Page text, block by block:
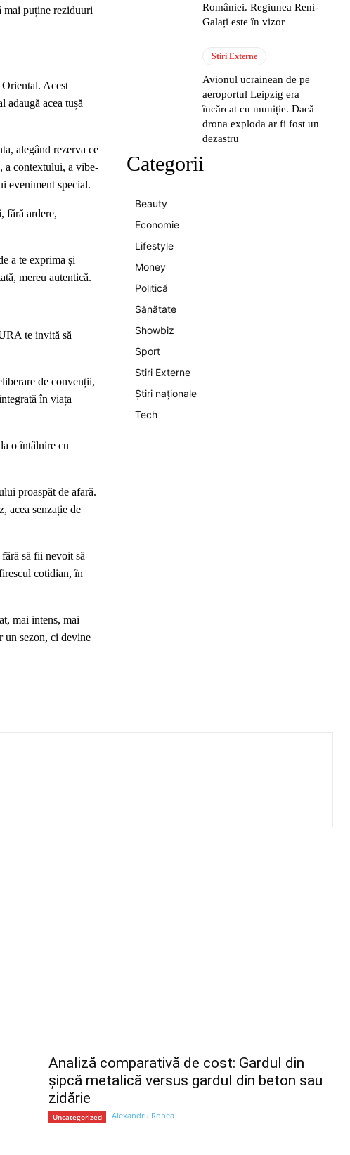
mai puține reziduuri
Acest
acea tușă
alegând rezerva ce
a contextului, a vibe-
eveniment special.
fără ardere,
a te exprima și
mereu autentică.
te invită să
de convenții,
în viața
o întâlnire cu
proaspăt de afară.
acea senzație de
să fii nevoit să
cotidian, în
mai intens, mai
un sezon, ci devine
României. Regiunea Reni-
Galați este în vizor
Stiri Externe
Avionul ucrainean de pe
aeroportul Leipzig era
încărcat cu muniție. Dacă
drona exploda ar fi fost un
dezastru
Categorii
Beauty
Economie
Lifestyle
Money
Politică
Sănătate
Showbiz
Sport
Stiri Externe
Știri naționale
Tech
Analiză comparativă de cost: Gardul din
șipcă metalică versus gardul din beton sau
zidărie
Uncategorized Alexandru Robea